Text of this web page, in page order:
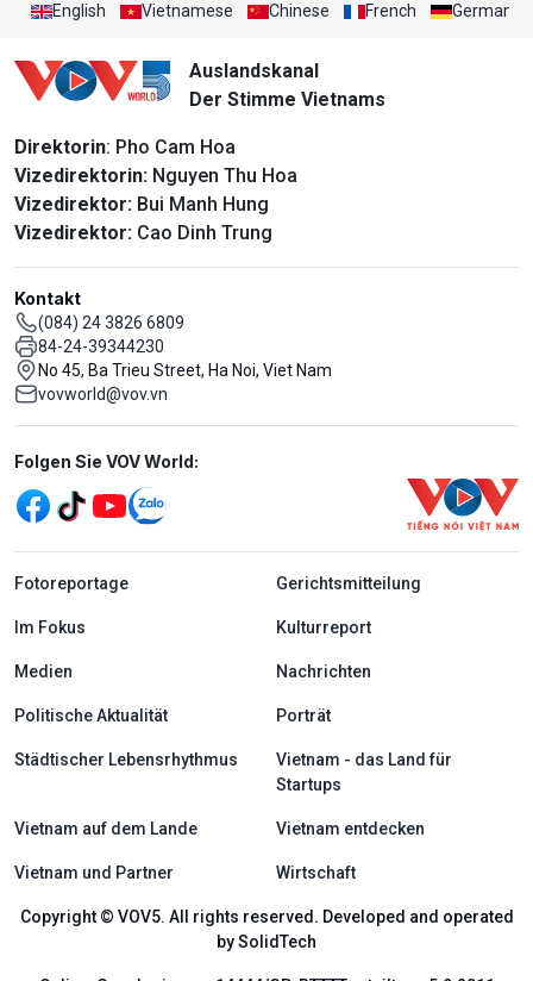
English Vietnamese Chinese French German
Auslandskanal
Der Stimme Vietnams
Direktorin: Pho Cam Hoa
Vizedirektorin: Nguyen Thu Hoa
Vizedirektor: Bui Manh Hung
Vizedirektor: Cao Dinh Trung
Kontakt
(084) 24 3826 6809
84-24-39344230
No 45, Ba Trieu Street, Ha Noi, Viet Nam
vovworld@vov.vn
Mạng xã hội
Folgen Sie VOV World:
menu footer tiếng Đức
Fotoreportage Gerichtsmitteilung
Im Fokus Kulturreport
Medien Nachrichten
Politische Aktualität Porträt
Städtischer Lebensrhythmus
Vietnam - das Land für
Startups
Vietnam auf dem Lande Vietnam entdecken
Vietnam und Partner Wirtschaft
Copyright © VOV5. All rights reserved. Developed and operated
by SolidTech